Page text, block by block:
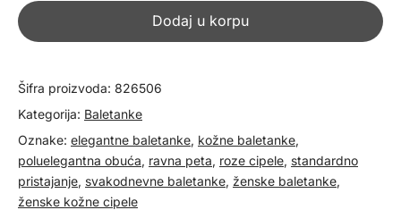
baletanke
826506
Dodaj u korpu
Šifra proizvoda: 826506
Kategorija: Baletanke
Oznake: elegantne baletanke, kožne baletanke,
poluelegantna obuća, ravna peta, roze cipele, standardno
pristajanje, svakodnevne baletanke, ženske baletanke,
ženske kožne cipele